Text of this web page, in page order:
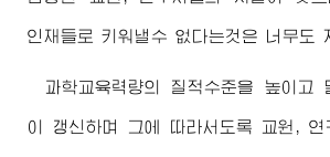
인재들로 키워낼수 없다는것은 너무도
과학교육력량의 질적수준을 높이고
이 갱신하며 그에 따라서도록 교원, 연